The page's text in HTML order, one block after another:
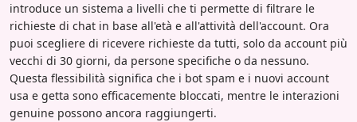
introduce un sistema a livelli che ti permette di filtrare le
richieste di chat in base all'età e all'attività dell'account. Ora
puoi scegliere di ricevere richieste da tutti, solo da account più
vecchi di 30 giorni, da persone specifiche o da nessuno.
Questa flessibilità significa che i bot spam e i nuovi account
usa e getta sono efficacemente bloccati, mentre le interazioni
genuine possono ancora raggiungerti.